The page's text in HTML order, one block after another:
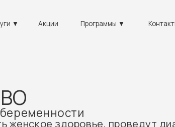
Акции Программы ▼ Контакты
здоровье, проведут